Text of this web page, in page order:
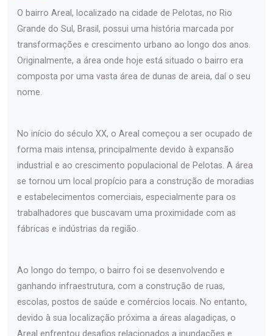
O bairro Areal, localizado na cidade de Pelotas, no Rio
Grande do Sul, Brasil, possui uma história marcada por
transformações e crescimento urbano ao longo dos anos.
Originalmente, a área onde hoje está situado o bairro era
composta por uma vasta área de dunas de areia, daí o seu
nome.
No início do século XX, o Areal começou a ser ocupado de
forma mais intensa, principalmente devido à expansão
industrial e ao crescimento populacional de Pelotas. A área
se tornou um local propício para a construção de moradias
e estabelecimentos comerciais, especialmente para os
trabalhadores que buscavam uma proximidade com as
fábricas e indústrias da região.
Ao longo do tempo, o bairro foi se desenvolvendo e
ganhando infraestrutura, com a construção de ruas,
escolas, postos de saúde e comércios locais. No entanto,
devido à sua localização próxima a áreas alagadiças, o
Areal enfrentou desafios relacionados a inundações e